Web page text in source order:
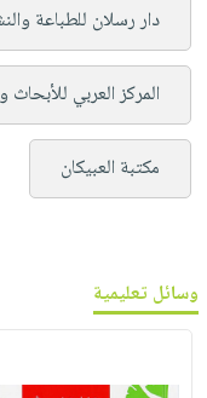
دار رسلان للطباعة
المركز العربي
مكتبة العبيكان
وسائل تعليمية